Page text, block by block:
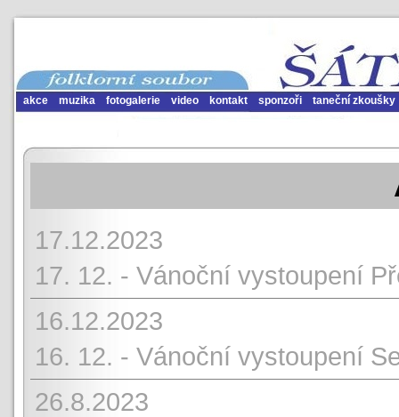
akce muzika fotogalerie video kontakt sponzoři taneční zkoušky
17.12.2023
17. 12. - Vánoční vystoupení
16.12.2023
16. 12. - Vánoční vystoupení
26.8.2023